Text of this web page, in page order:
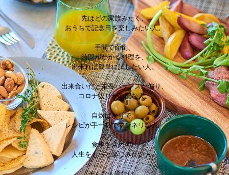
先ほどの家族みたく、
おうちで記念日を楽しみたい人。
手間で面倒、
時間がかかる料理を、
出来れば簡単に試したい人。
出来合いだと栄養バランスが偏り、
コロナ太りが心配な人。
自炊ばかりで、
レシピが手一杯でマンネリな人。
食事も含めて、
人生をもっと楽しみたい人。